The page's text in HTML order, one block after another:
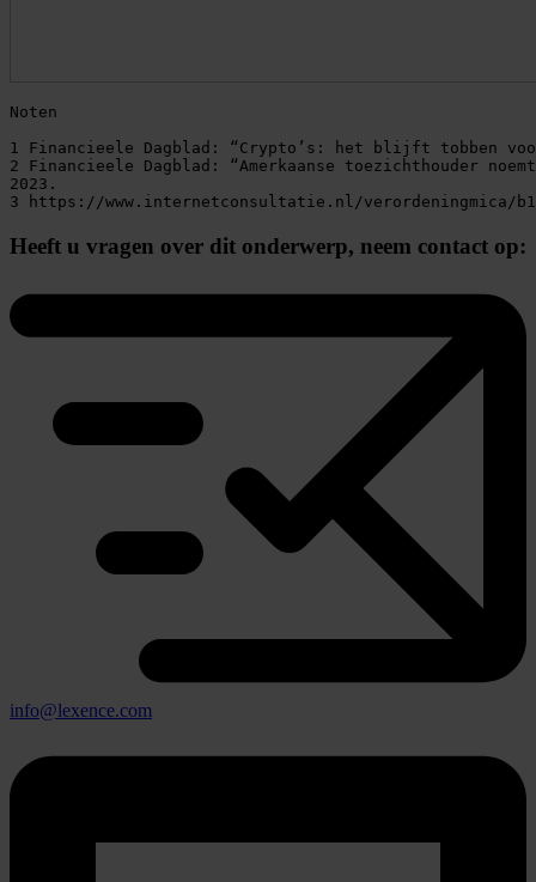
Noten
1 Financieele Dagblad: “Crypto’s: het blijft tobben
2 Financieele Dagblad: “Amerkaanse toezichthouder
2023.
3 https://www.internetconsultatie.nl/verordeningmica/b1
Heeft u vragen over dit onderwerp, neem contact op:
info@lexence.com